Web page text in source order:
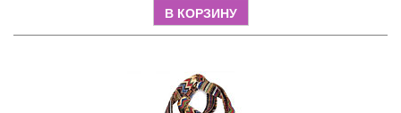
В КОРЗИНУ